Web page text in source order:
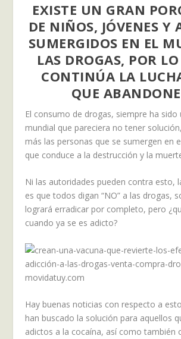
EXISTE UN GRAN
DE NIÑOS, JÓVENES Y
SUMERGIDOS EN EL
LAS DROGAS, POR
CONTINÚA LA
QUE
El consumo de drogas, siempre ha sido
mundial que pareciera no tener
más las personas que se sumergen en
que conduce a la destrucción y la
Ni las autoridades pueden contra esto,
es que todos digan “NO” a las drogas,
logrará erradicar por completo, pero
cuando ya se es adicto?
Hay buenas noticias con respecto a
han buscado la solución para aquellos
adictos a la cocaína, así como también